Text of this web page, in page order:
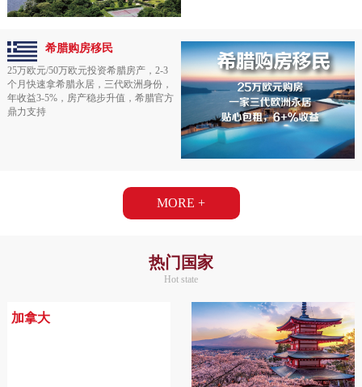
是投资移民，特点是获得移民局批复信
后再投资,获得身份有保证！
希腊购房移民
25万欧元/50万欧元投资希腊房产，2-3
个月快速拿希腊永居，三代欧洲身份，
年收益3-5%，房产稳步升值，希腊官方
鼎力支持
MORE +
热门国家
Hot state
加拿大